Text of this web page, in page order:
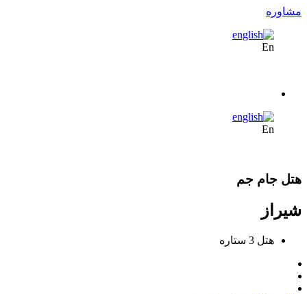
مشاوره
En
En
هتل جام جم
شیراز
هتل 3 ستاره